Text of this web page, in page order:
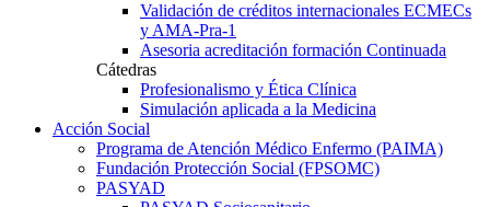
Validación de créditos internacionales ECMECs
y AMA-Pra-1
Asesoria acreditación formación Continuada
Cátedras
Profesionalismo y Ética Clínica
Simulación aplicada a la Medicina
Acción Social
Programa de Atención Médico Enfermo (PAIMA)
Fundación Protección Social (FPSOMC)
PASYAD